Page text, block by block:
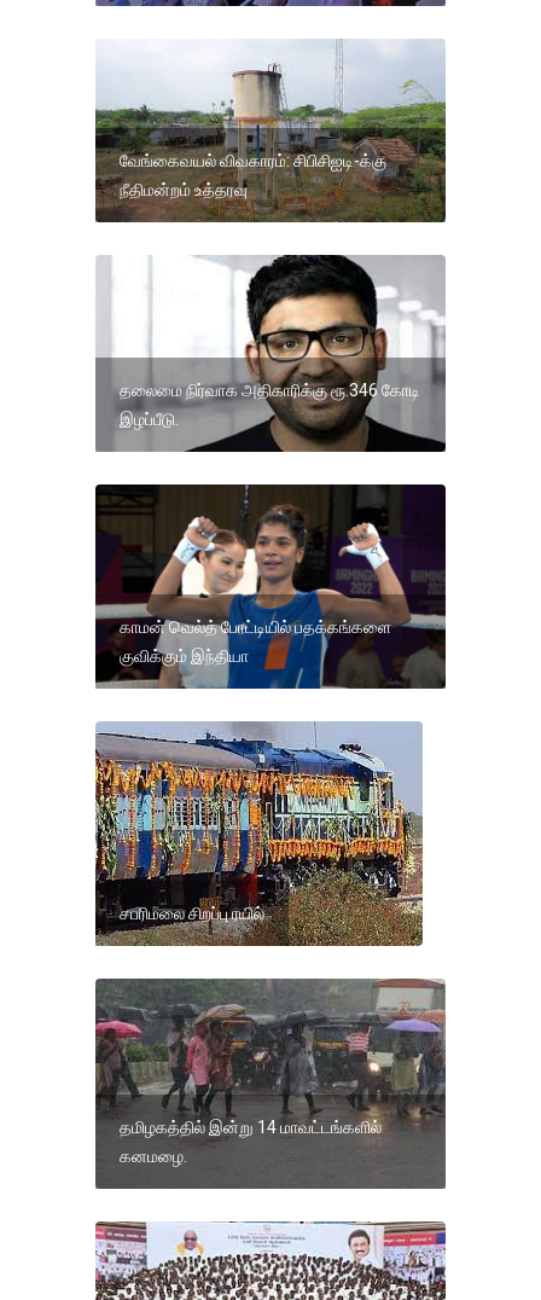
வேங்கைவயல் விவகாரம்: சிபிசிஐடி-க்கு
நீதிமன்றம் உத்தரவு
தலைமை நிர்வாக அதிகாரிக்கு ரூ.346 கோடி
இழப்பீடு.
காமன் வெல்த் போட்டியில் பதக்கங்களை
குவிக்கும் இந்தியா
சபரிமலை சிறப்பு ரயில்
தமிழகத்தில் இன்று 14 மாவட்டங்களில்
கனமழை.